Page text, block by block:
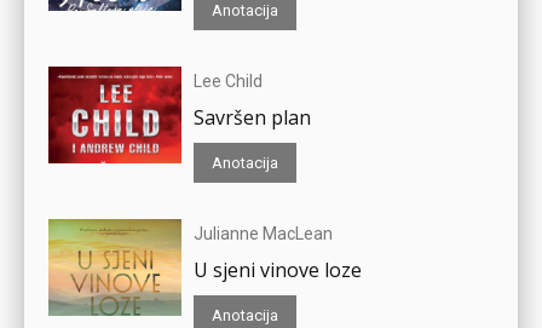
Anotacija
Lee Child
Savršen plan
Anotacija
Julianne MacLean
U sjeni vinove loze
Anotacija